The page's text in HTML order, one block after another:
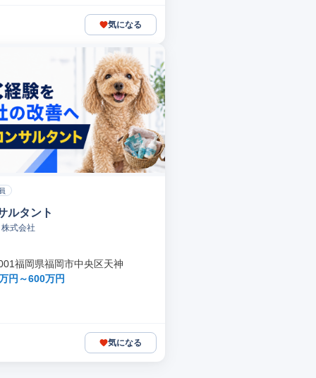
気になる
ルタント
式会社
福岡県福岡市中央区天神
円～600万円
気になる